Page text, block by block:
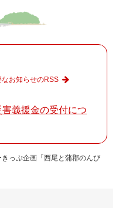
義援金の受付につ
なお知らせのRSS
っぷ企画「西尾と蒲郡のんび